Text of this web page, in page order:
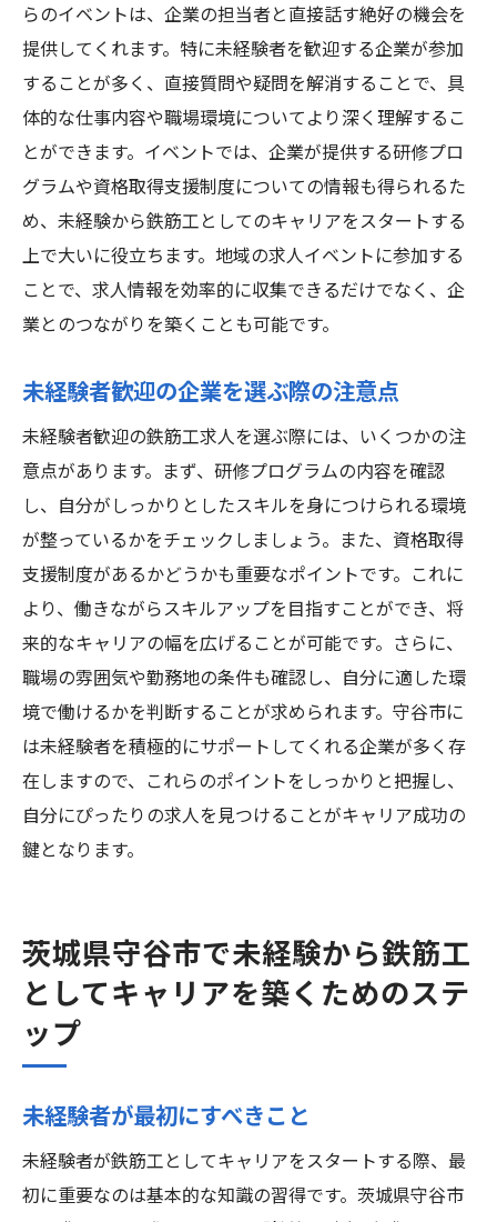
らのイベントは、企業の担当者と直接話す絶好の機会を
提供してくれます。特に未経験者を歓迎する企業が参加
することが多く、直接質問や疑問を解消することで、具
体的な仕事内容や職場環境についてより深く理解するこ
とができます。イベントでは、企業が提供する研修プロ
グラムや資格取得支援制度についての情報も得られるた
め、未経験から鉄筋工としてのキャリアをスタートする
上で大いに役立ちます。地域の求人イベントに参加する
ことで、求人情報を効率的に収集できるだけでなく、企
業とのつながりを築くことも可能です。
未経験者歓迎の企業を選ぶ際の注意点
未経験者歓迎の鉄筋工求人を選ぶ際には、いくつかの注
意点があります。まず、研修プログラムの内容を確認
し、自分がしっかりとしたスキルを身につけられる環境
が整っているかをチェックしましょう。また、資格取得
支援制度があるかどうかも重要なポイントです。これに
より、働きながらスキルアップを目指すことができ、将
来的なキャリアの幅を広げることが可能です。さらに、
職場の雰囲気や勤務地の条件も確認し、自分に適した環
境で働けるかを判断することが求められます。守谷市に
は未経験者を積極的にサポートしてくれる企業が多く存
在しますので、これらのポイントをしっかりと把握し、
自分にぴったりの求人を見つけることがキャリア成功の
鍵となります。
茨城県守谷市で未経験から鉄筋工
としてキャリアを築くためのステ
ップ
未経験者が最初にすべきこと
未経験者が鉄筋工としてキャリアをスタートする際、最
初に重要なのは基本的な知識の習得です。茨城県守谷市